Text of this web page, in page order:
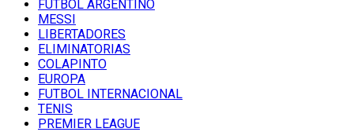
FUTBOL ARGENTINO
MESSI
LIBERTADORES
ELIMINATORIAS
COLAPINTO
EUROPA
FUTBOL INTERNACIONAL
TENIS
PREMIER LEAGUE